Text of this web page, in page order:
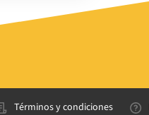
Términos y condiciones